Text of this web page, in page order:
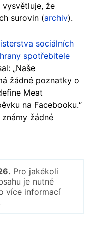
že
surovin (archiv).
sociálních
spotřebitele
„Naše
žádné poznatky o
Meat
na Facebooku.“
žádné
Pro jakékoli
je nutné
více informací